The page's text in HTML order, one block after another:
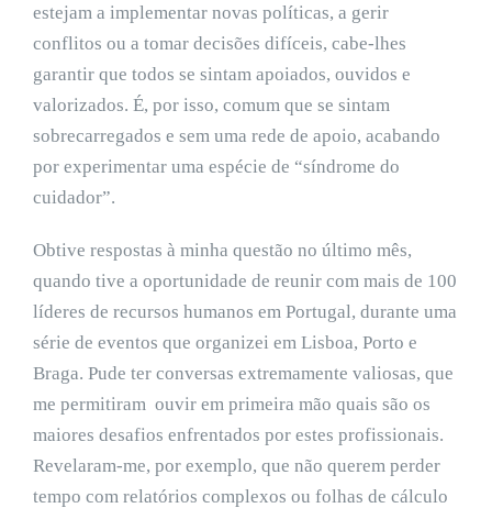
estejam a implementar novas políticas, a gerir
conflitos ou a tomar decisões difíceis, cabe-lhes
garantir que todos se sintam apoiados, ouvidos e
valorizados. É, por isso, comum que se sintam
sobrecarregados e sem uma rede de apoio, acabando
por experimentar uma espécie de “síndrome do
cuidador”.
Obtive respostas à minha questão no último mês,
quando tive a oportunidade de reunir com mais de 100
líderes de recursos humanos em Portugal, durante uma
série de eventos que organizei em Lisboa, Porto e
Braga. Pude ter conversas extremamente valiosas, que
me permitiram ouvir em primeira mão quais são os
maiores desafios enfrentados por estes profissionais.
Revelaram-me, por exemplo, que não querem perder
tempo com relatórios complexos ou folhas de cálculo